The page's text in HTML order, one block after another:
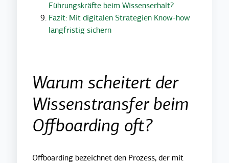
Führungskräfte beim Wissenserhalt?
Fazit: Mit digitalen Strategien Know-how
langfristig sichern
Warum scheitert der
Wissenstransfer beim
Offboarding oft?
Offboarding bezeichnet den Prozess, der mit